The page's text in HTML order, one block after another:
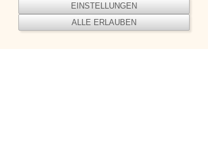
0,00 € Mitglieder
65,00 € Nichtmitglieder
EINSTELLUNGEN
ALLE ERLAUBEN